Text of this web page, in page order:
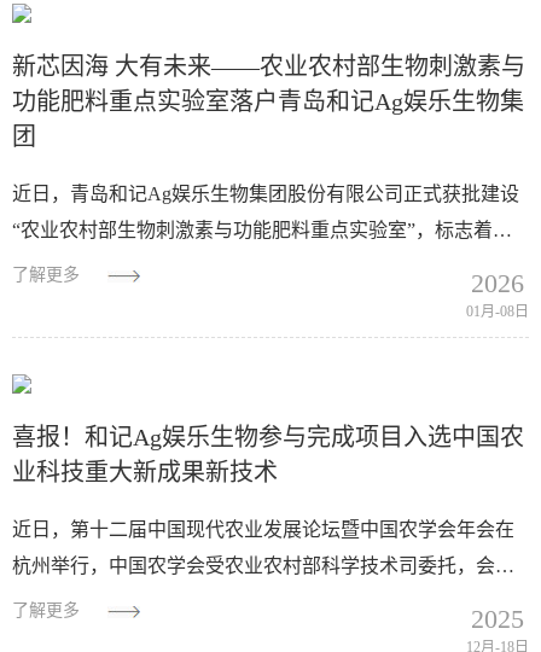
新芯因海 大有未来——农业农村部生物刺激素与
功能肥料重点实验室落户青岛和记Ag娱乐生物集
团
近日，青岛和记Ag娱乐生物集团股份有限公司正式获批建设
“农业农村部生物刺激素与功能肥料重点实验室”，标志着公
司在生物刺激素与功能肥料领域的研发实力获得国家权威认
了解更多 2026
01月-08日
喜报！和记Ag娱乐生物参与完成项目入选中国农
业科技重大新成果新技术
近日，第十二届中国现代农业发展论坛暨中国农学会年会在
杭州举行，中国农学会受农业农村部科学技术司委托，会上
正式发布了2025中国农业重大新技术新产品新场景（简称“三
了解更多 2025
12月-18日